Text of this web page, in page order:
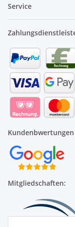
Service
Mitgliedschaften: